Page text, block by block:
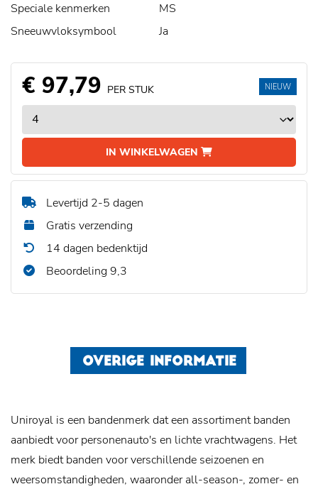
Speciale kenmerken
MS
Sneeuwvloksymbool
Ja
€ 97,79 PER STUK
IN WINKELWAGEN
NIEUW
Levertijd 2-5 dagen
Gratis verzending
14 dagen bedenktijd
Beoordeling 9,3
OVERIGE INFORMATIE
Uniroyal is een bandenmerk dat een assortiment banden
aanbiedt voor personenauto's en lichte vrachtwagens. Het
merk biedt banden voor verschillende seizoenen en
weersomstandigheden, waaronder all-season-, zomer- en